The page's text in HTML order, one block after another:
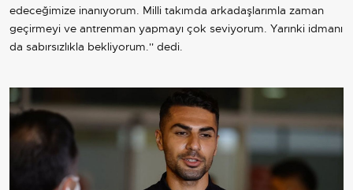
edeceğimize inanıyorum. Milli takımda arkadaşlarımla zaman
geçirmeyi ve antrenman yapmayı çok seviyorum. Yarınki idmanı
da sabırsızlıkla bekliyorum.'' dedi.